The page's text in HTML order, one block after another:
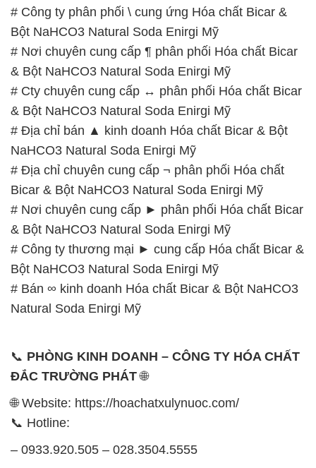
# Công ty phân phối \ cung ứng Hóa chất Bicar &
Bột NaHCO3 Natural Soda Enirgi Mỹ
# Nơi chuyên cung cấp ¶ phân phối Hóa chất Bicar
& Bột NaHCO3 Natural Soda Enirgi Mỹ
# Cty chuyên cung cấp ↔ phân phối Hóa chất Bicar
& Bột NaHCO3 Natural Soda Enirgi Mỹ
# Địa chỉ bán ▲ kinh doanh Hóa chất Bicar & Bột
NaHCO3 Natural Soda Enirgi Mỹ
# Địa chỉ chuyên cung cấp ¬ phân phối Hóa chất
Bicar & Bột NaHCO3 Natural Soda Enirgi Mỹ
# Nơi chuyên cung cấp ► phân phối Hóa chất Bicar
& Bột NaHCO3 Natural Soda Enirgi Mỹ
# Công ty thương mại ► cung cấp Hóa chất Bicar &
Bột NaHCO3 Natural Soda Enirgi Mỹ
# Bán ∞ kinh doanh Hóa chất Bicar & Bột NaHCO3
Natural Soda Enirgi Mỹ
📞 PHÒNG KINH DOANH – CÔNG TY HÓA CHẤT
ĐẮC TRƯỜNG PHÁT🌐
🌐 Website: https://hoachatxulynuoc.com/
📞 Hotline:
– 0933.920.505 – 028.3504.5555